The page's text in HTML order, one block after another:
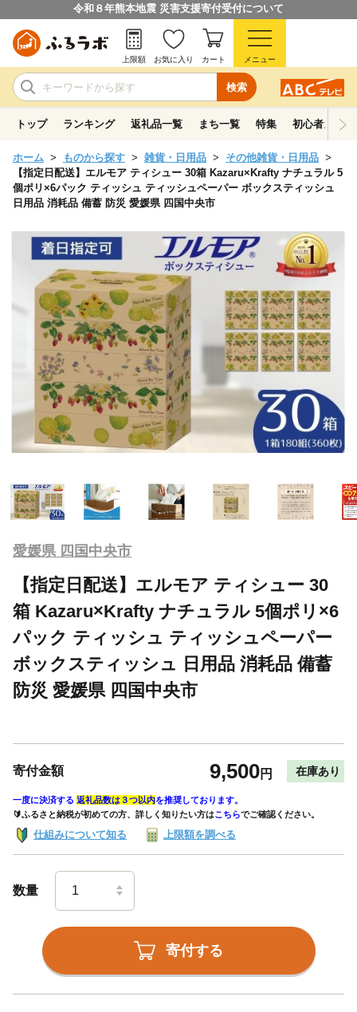
令和８年熊本地震 災害支援寄付受付について
検索
上限額 お気に入り カート メニュー
トップ ランキング 返礼品一覧 まち一覧 特集 初心者ガイド
ホーム ものから探す 雑貨・日用品
その他雑貨・日用品
【指定日配送】エルモア ティシュー 30箱 Kazaru×Krafty ナチュラル 5
個ポリ×6パック ティッシュ ティッシュペーパー ボックスティッシュ
日用品 消耗品 備蓄 防災 愛媛県 四国中央市
愛媛県 四国中央市
【指定日配送】エルモア ティシュー 30
箱 Kazaru×Krafty ナチュラル 5個ポリ×6
パック ティッシュ ティッシュペーパー
ボックスティッシュ 日用品 消耗品 備蓄
防災 愛媛県 四国中央市
寄付金額 9,500円 在庫あり
一度に決済する 返礼品数は３つ以内を推奨しております。
🔰ふるさと納税が初めての方、詳しく知りたい方はこちらでご確認ください。
仕組みについて知る 上限額を調べる
数量
寄付する